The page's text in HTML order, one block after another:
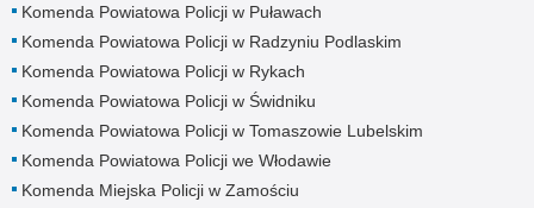
Komenda Powiatowa Policji w Puławach
Komenda Powiatowa Policji w Radzyniu Podlaskim
Komenda Powiatowa Policji w Rykach
Komenda Powiatowa Policji w Świdniku
Komenda Powiatowa Policji w Tomaszowie Lubelskim
Komenda Powiatowa Policji we Włodawie
Komenda Miejska Policji w Zamościu